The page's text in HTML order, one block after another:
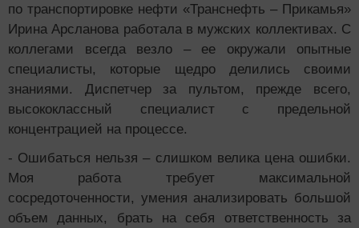
по транспортировке нефти «Транснефть – Прикамья»
Ирина Арсланова работала в мужских коллективах. С
коллегами всегда везло – ее окружали опытные
специалисты, которые щедро делились своими
знаниями. Диспетчер за пультом, прежде всего,
высококлассный специалист с предельной
концентрацией на процессе.
- Ошибаться нельзя – слишком велика цена ошибки.
Моя работа требует максимальной
сосредоточенности, умения анализировать большой
объем данных, брать на себя ответственность за